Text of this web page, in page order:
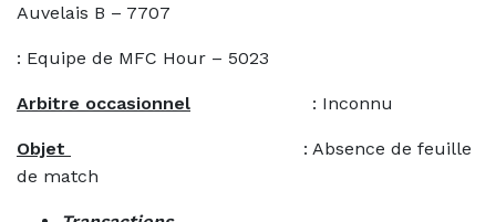
Auvelais B – 7707
: Equipe de MFC Hour – 5023
Arbitre occasionnel : Inconnu
Objet
: Absence de feuille
de match